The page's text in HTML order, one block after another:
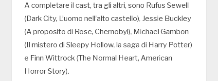
A completare il cast, tra gli altri, sono Rufus Sewell
(Dark City, L’uomo nell’alto castello), Jessie Buckley
(A proposito di Rose, Chernobyl), Michael Gambon
(Il mistero di Sleepy Hollow, la saga di Harry Potter)
e Finn Wittrock (The Normal Heart, American
Horror Story).